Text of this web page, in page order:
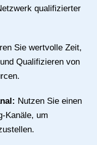
qualifizierter
Sie wertvolle Zeit,
Qualifizieren von
Nutzen Sie einen
Kanäle, um